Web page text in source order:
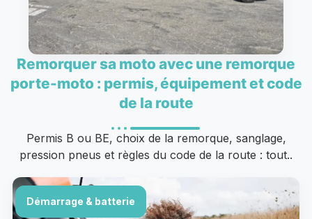
Remorquer sa moto avec une remorque
porte-moto : permis, équipement et code
de la route
Permis B ou BE, choix de la remorque, sanglage,
pression pneus et règles du code de la route : tout..
Démarrage & batterie